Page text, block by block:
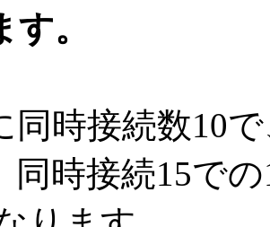
。
同時接続数10
同時接続15で